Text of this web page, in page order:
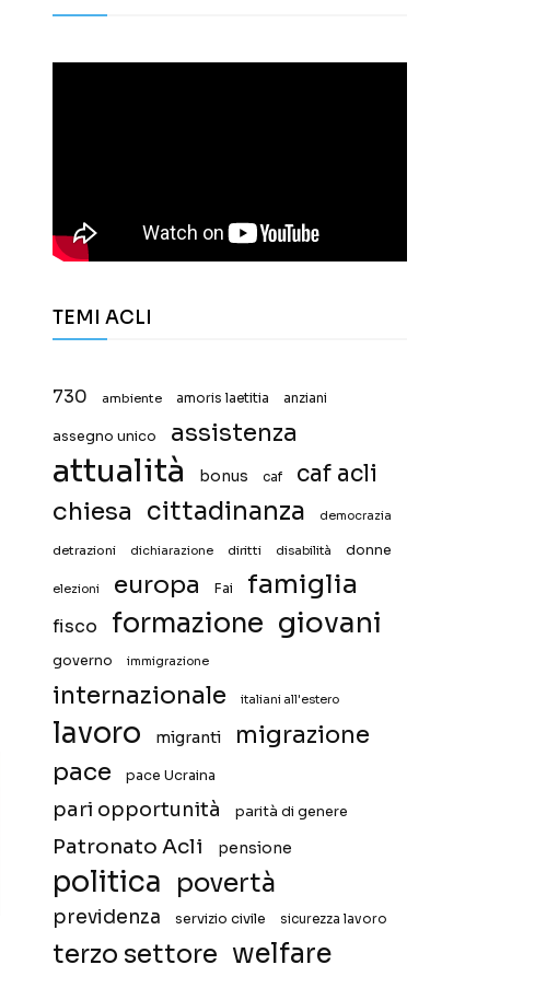
TEMI ACLI
730 ambiente amoris laetitia anziani
assegno unico assistenza
attualità bonus caf caf acli
chiesa cittadinanza democrazia
detrazioni dichiarazione diritti disabilità donne
elezioni europa Fai famiglia
fisco formazione giovani
governo immigrazione
internazionale italiani all'estero
lavoro migranti
migrazione
pace
pace Ucraina
pari opportunità parità di genere
Patronato Acli pensione
politica povertà
previdenza servizio civile sicurezza lavoro
terzo settore welfare